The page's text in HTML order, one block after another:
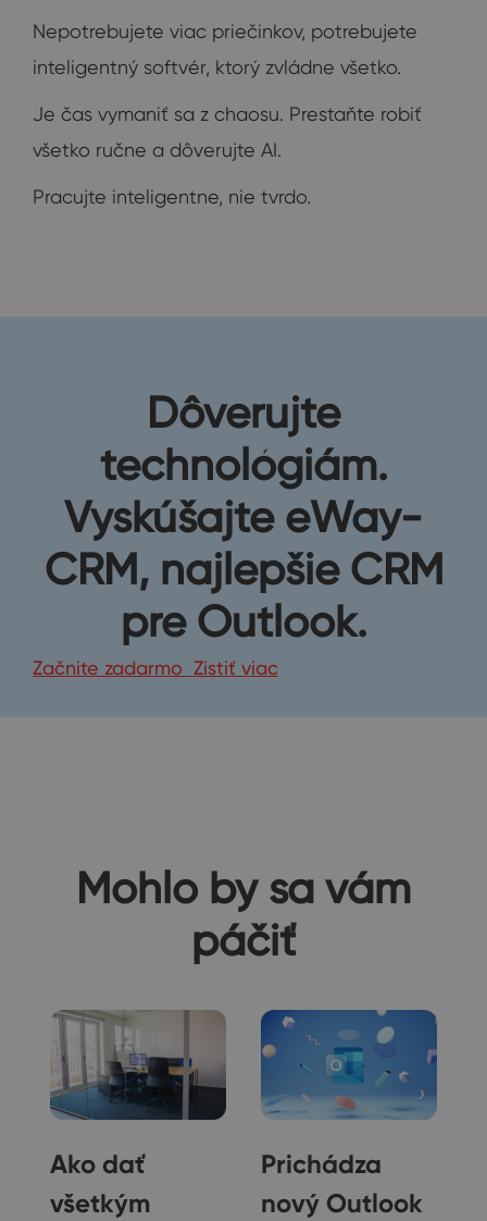
Nepotrebujete viac priečinkov, potrebujete
inteligentný softvér, ktorý zvládne všetko.
Je čas vymaniť sa z chaosu. Prestaňte robiť
všetko ručne a dôverujte AI.
Pracujte inteligentne, nie tvrdo.
Dôverujte
technológiám.
Vyskúšajte eWay-
CRM, najlepšie CRM
pre Outlook.
Začnite zadarmo Zistiť viac
Mohlo by sa vám
páčiť
Ako dať
všetkým
Prichádza
nový Outlook